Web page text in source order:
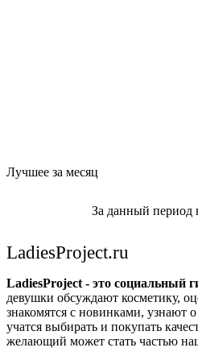
Лучшее за месяц
За данный период
LadiesProject.ru
LadiesProject - это социальный
девушки обсуждают косметику,
знакомятся с новинками, узнают
учатся выбирать и покупать
желающий может стать частью